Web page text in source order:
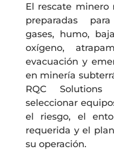
El rescate minero
preparadas
gases, humo,
oxígeno,
evacuación y
en minería
RQC
seleccionar
el riesgo, el
requerida y el
su operación.